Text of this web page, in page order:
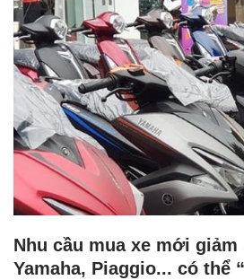
Nhu cầu mua xe mới giảm
Yamaha, Piaggio... có thể